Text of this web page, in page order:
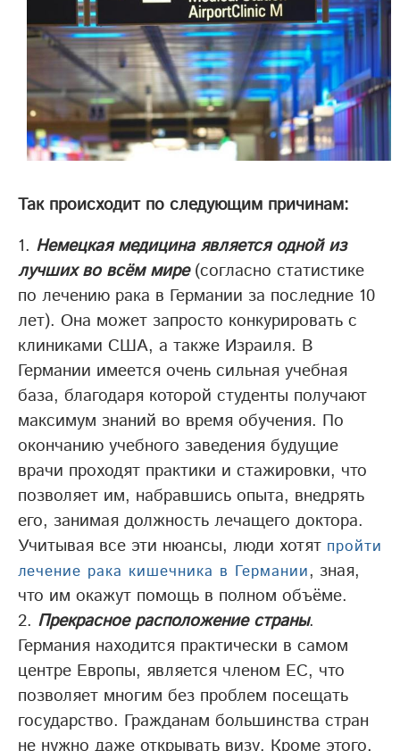
Так происходит по следующим причинам:
Немецкая медицина является одной из
лучших во всём мире(согласно статистике
по лечению рака в Германии за последние 10
лет). Она может запросто конкурировать с
клиниками США, а также Израиля. В
Германии имеется очень сильная учебная
база, благодаря которой студенты получают
максимум знаний во время обучения. По
окончанию учебного заведения будущие
врачи проходят практики и стажировки, что
позволяет им, набравшись опыта, внедрять
его, занимая должность лечащего доктора.
Учитывая все эти нюансы, люди хотят пройти
лечение рака кишечника в Германии, зная,
что им окажут помощь в полном объёме.
Прекрасное расположение страны.
Германия находится практически в самом
центре Европы, является членом ЕС, что
позволяет многим без проблем посещать
государство. Гражданам большинства стран